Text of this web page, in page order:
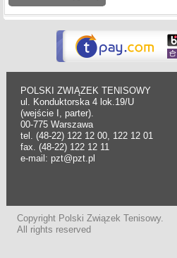
POLSKI ZWIĄZEK TENISOWY
ul. Konduktorska 4 lok.19/U
(wejście I, parter).
00-775 Warszawa
tel. (48-22) 122 12 00, 122 12 01
fax. (48-22) 122 12 11
e-mail: pzt@pzt.pl
Copyright Polski Związek Tenisowy.
All rights reserved